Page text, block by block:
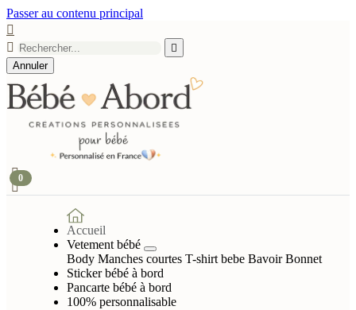
Passer au contenu principal



Annuler


0
Accueil
Vetement bébé
Body Manches courtes T-shirt bebe BavoirBonnet
Sticker bébé à bord
Pancarte bébé à bord
100% personnalisable